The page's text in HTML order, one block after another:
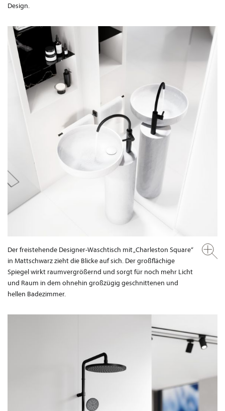
Design.
Der freistehende Designer-Waschtisch mit „Charleston Square“
in Mattschwarz zieht die Blicke auf sich. Der großflächige
Spiegel wirkt raumvergrößernd und sorgt für noch mehr Licht
und Raum in dem ohnehin großzügig geschnittenen und
hellen Badezimmer.